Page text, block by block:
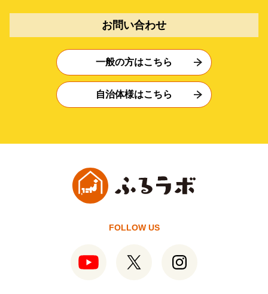
お問い合わせ
一般の方はこちら
自治体様はこちら
FOLLOW US